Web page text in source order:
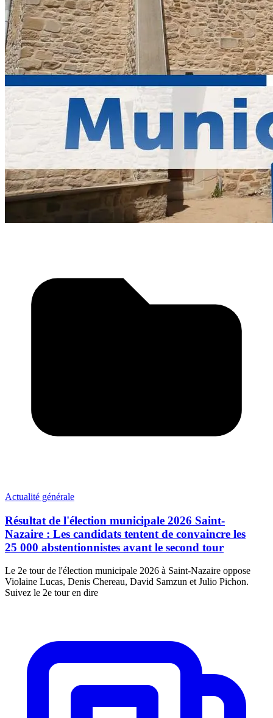
Actualité générale
Résultat de l'élection municipale 2026 Saint-
Nazaire : Les candidats tentent de convaincre les
25 000 abstentionnistes avant le second tour
Le 2e tour de l'élection municipale 2026 à Saint-Nazaire oppose
Violaine Lucas, Denis Chereau, David Samzun et Julio Pichon.
Suivez le 2e tour en dire